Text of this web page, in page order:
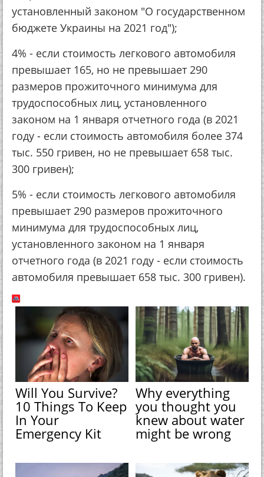
установленный законом "О государственном
бюджете Украины на 2021 год");
4% - если стоимость легкового автомобиля
превышает 165, но не превышает 290
размеров прожиточного минимума для
трудоспособных лиц, установленного
законом на 1 января отчетного года (в 2021
году - если стоимость автомобиля более 374
тыс. 550 гривен, но не превышает 658 тыс.
300 гривен);
5% - если стоимость легкового автомобиля
превышает 290 размеров прожиточного
минимума для трудоспособных лиц,
установленного законом на 1 января
отчетного года (в 2021 году - если стоимость
автомобиля превышает 658 тыс. 300 гривен).
Will You Survive?
10 Things To Keep
In Your
Emergency Kit
Why everything
you thought you
knew about water
might be wrong